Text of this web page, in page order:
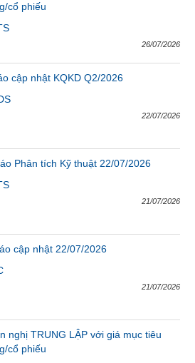
cổ phiếu
26/07/2026
cập nhật KQKD Q2/2026
22/07/2026
Phân tích Kỹ thuật 22/07/2026
21/07/2026
cập nhật 22/07/2026
21/07/2026
nghị TRUNG LẬP với giá mục tiêu
cổ phiếu
Chỉ số